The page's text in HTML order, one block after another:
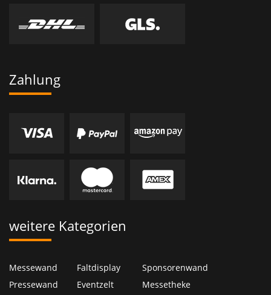
Zahlung
weitere Kategorien
Messewand Faltdisplay
Sponsorenwand
Pressewand
Eventzelt Messetheke